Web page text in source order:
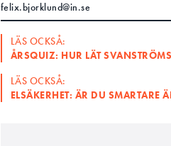
felix.bjorklund@in.se
LÄS OCKSÅ:
ÅRSQUIZ: HUR LÄT
LÄS OCKSÅ:
ELSÄKERHET: ÄR DU SMARTARE